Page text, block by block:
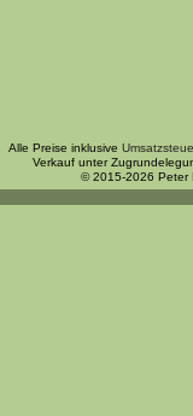
Alle Preise inklusive
Verkauf unter
© 2015-2026 Peter